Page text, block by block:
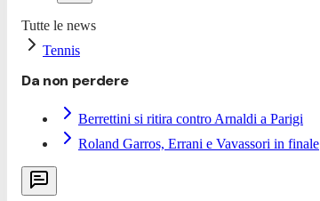
Tutte le news
Tennis
Da non perdere
Berrettini si ritira contro Arnaldi a Parigi
Roland Garros, Errani e Vavassori in finale